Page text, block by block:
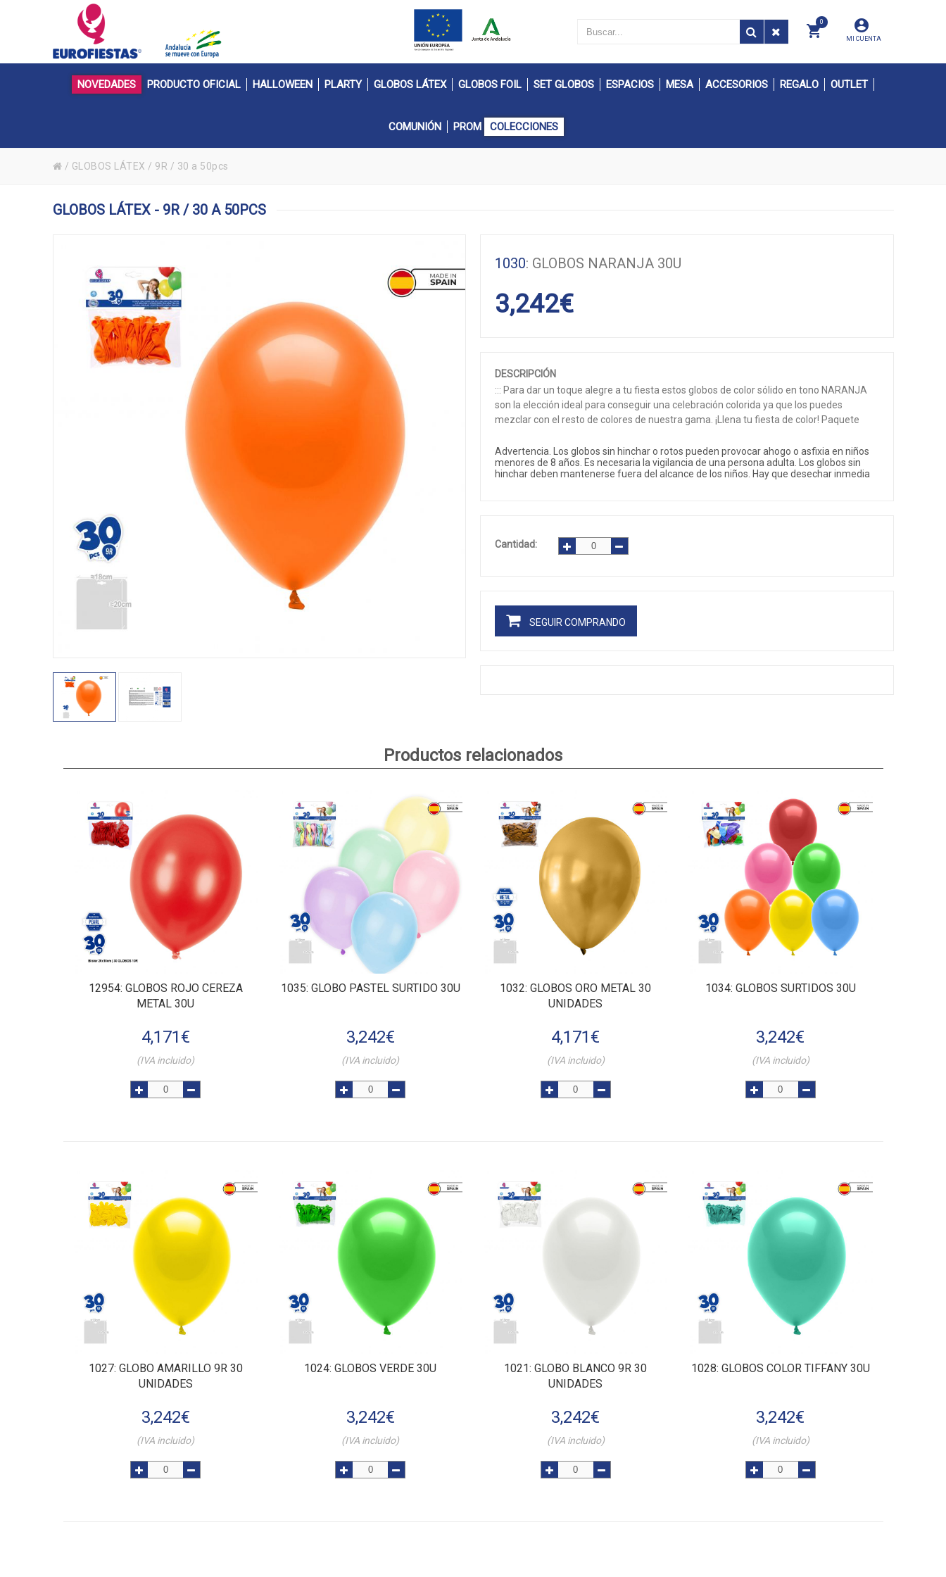
MI CUENTA
0
NOVEDADES PRODUCTO OFICIAL HALLOWEEN PLARTY GLOBOS LÁTEX GLOBOS FOIL SET GLOBOS ESPACIOS MESA ACCESORIOS REGALO OUTLET
COMUNIÓN PROM COLECCIONES
/ GLOBOS LÁTEX / 9R / 30 a 50pcs
GLOBOS LÁTEX - 9R / 30 A 50PCS
1030: GLOBOS NARANJA 30U
3,242€
DESCRIPCIÓN
::: Para dar un toque alegre a tu fiesta estos globos de color sólido en tono NARANJA
son la elección ideal para conseguir una celebración colorida ya que los puedes
mezclar con el resto de colores de nuestra gama. ¡Llena tu fiesta de color! Paquete
Advertencia. Los globos sin hinchar o rotos pueden provocar ahogo o asfixia en niños
menores de 8 años. Es necesaria la vigilancia de una persona adulta. Los globos sin
hinchar deben mantenerse fuera del alcance de los niños. Hay que desechar inmedia
Cantidad:
SEGUIR COMPRANDO
Productos relacionados
12954: GLOBOS ROJO CEREZA
METAL 30U
4,171€
(IVA incluido)
1035: GLOBO PASTEL SURTIDO 30U
3,242€
(IVA incluido)
1032: GLOBOS ORO METAL 30
UNIDADES
4,171€
(IVA incluido)
1034: GLOBOS SURTIDOS 30U
3,242€
(IVA incluido)
1027: GLOBO AMARILLO 9R 30
UNIDADES
3,242€
(IVA incluido)
1024: GLOBOS VERDE 30U
3,242€
(IVA incluido)
1021: GLOBO BLANCO 9R 30
UNIDADES
3,242€
(IVA incluido)
1028: GLOBOS COLOR TIFFANY 30U
3,242€
(IVA incluido)